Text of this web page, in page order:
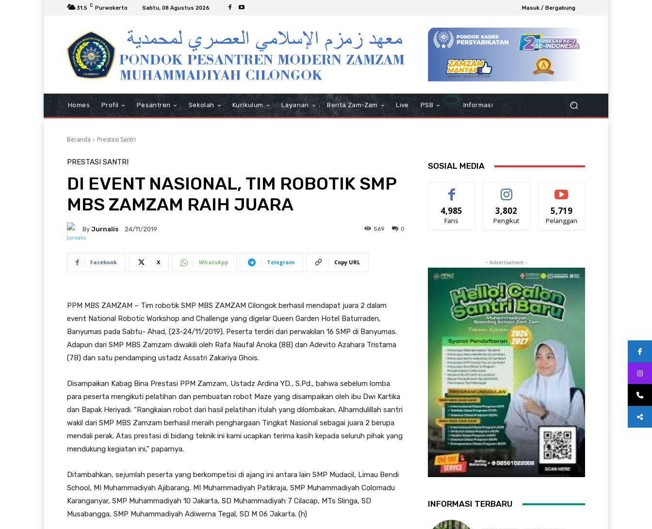
31.5 C Purwokerto Sabtu, 08 Agustus 2026 Masuk / Bergabung
Homes Profil Pesantren Sekolah Kurikulum Layanan Berita Zam-Zam Live PSB Informasi
Beranda Prestasi Santri
PRESTASI SANTRI
DI EVENT NASIONAL, TIM ROBOTIK SMP
MBS ZAMZAM RAIH JUARA
By Jurnalis 24/11/2019 0
569
Facebook X WhatsApp Telegram Copy URL
PPM MBS ZAMZAM – Tim robotik SMP MBS ZAMZAM Cilongok berhasil mendapat juara 2 dalam
event National Robotic Workshop and Challenge yang digelar Queen Garden Hotel Baturraden,
Banyumas pada Sabtu- Ahad, (23-24/11/2019). Peserta terdiri dari perwakilan 16 SMP di Banyumas.
Adapun dari SMP MBS Zamzam diwakili oleh Rafa Naufal Anoka (8B) dan Adevito Azahara Tristama
(7B) dan satu pendamping ustadz Assatri Zakariya Ghois.
Disampaikan Kabag Bina Prestasi PPM Zamzam, Ustadz Ardina YD., S.Pd., bahwa sebelum lomba
para peserta mengikuti pelatihan dan pembuatan robot Maze yang disampaikan oleh ibu Dwi Kartika
dan Bapak Heriyadi. “Rangkaian robot dari hasil pelatihan itulah yang dilombakan. Alhamdulillah santri
wakil dari SMP MBS Zamzam berhasil meraih penghargaan Tingkat Nasional sebagai juara 2 berupa
mendali perak. Atas prestasi di bidang teknik ini kami ucapkan terima kasih kepada seluruh pihak yang
mendukung kegiatan ini,” paparnya.
Ditambahkan, sejumlah peserta yang berkompetisi di ajang ini antara lain SMP Mudacil, Limau Bendi
School, MI Muhammadiyah Ajibarang, MI Muhammadiyah Patikraja, SMP Muhammadiyah Colomadu
Karanganyar, SMP Muhammadiyah 10 Jakarta, SD Muhammadiyah 7 Cilacap, MTs Slinga, SD
Musabangga, SMP Muhammadiyah Adiwerna Tegal, SD M 06 Jakarta. (h)
SOSIAL MEDIA
4,985
Fans
3,802
Pengikut
5,719
Pelanggan
- Advertisement -
INFORMASI TERBARU